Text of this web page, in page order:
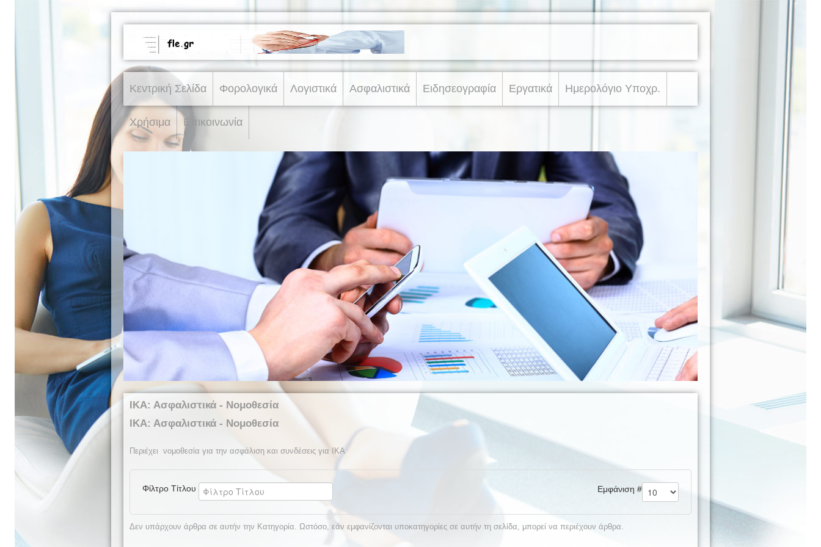
Κεντρική Σελίδα Φορολογικά Λογιστικά Ασφαλιστικά Ειδησεογραφία Εργατικά Ημερολόγιο Υποχρ.
Χρήσιμα Επικοινωνία
ΙΚΑ: Ασφαλιστικά - Νομοθεσία
ΙΚΑ: Ασφαλιστικά - Νομοθεσία
Περιέχει νομοθεσία για την ασφάλιση και συνδέσεις για ΙΚΑ
Φίλτρο Τίτλου Εμφάνιση #
Δεν υπάρχουν άρθρα σε αυτήν την Κατηγορία. Ωστόσο, εάν εμφανίζονται υποκατηγορίες σε αυτήν τη σελίδα, μπορεί να περιέχουν άρθρα.